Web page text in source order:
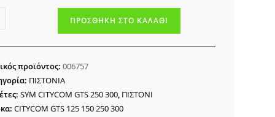
ΠΡΟΣΘΉΚΗ ΣΤΟ ΚΑΛΆΘΙ
προϊόντος:006757
ΠΙΣΤΟΝΙΑ
SYM CITYCOM GTS 250 300, ΠΙΣΤΟΝΙ
CITYCOM GTS 125 150 250 300